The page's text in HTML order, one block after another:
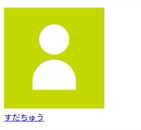
すだちゅう